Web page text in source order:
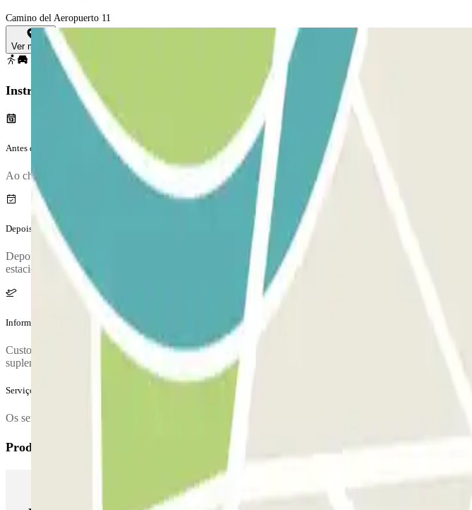
Camino del Aeropuerto 11
Ver mapa
Instruções
Antes da tua viagem
Ao chegares, irá realizar-se uma inspeção do teu veículo.
Depois da tua viagem
Depois de pegar as suas malas, ligue para o estacionamento para solicitar a coleta. Durante a
estacionamento será fornecido após a reserva ser feita.
Informação adicional
Custo adicional da lavagem do carro a contratar no parque de estacionamento: - Lavagem exterior 10
suplemento de 15 € a pagar no parque de estacionamento.
Serviços extra (não incluídos no preço)
Os serviços entre a 01:00 e as 05:00 têm um custo de 10 euros por noite no mesmo parque de
Produtos Parclick